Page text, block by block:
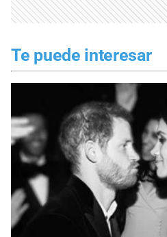
Te puede interesar